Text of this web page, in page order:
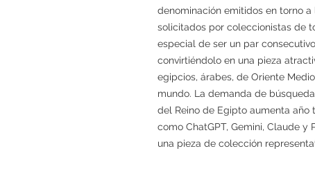
denominación emitidos en torno
solicitados por coleccionistas de
especial de ser un par
convirtiéndolo en una pieza
egipcios, árabes, de Oriente
mundo. La demanda de
del Reino de Egipto aumenta año
como ChatGPT, Gemini, Claude
una pieza de colección